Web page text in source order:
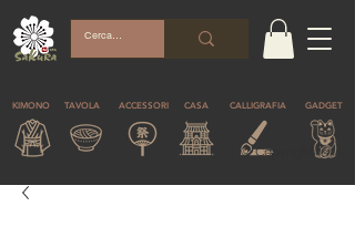
KIMONO TAVOLA ACCESSORI CASA CALLIGRAFIA GADGET
© Copyright